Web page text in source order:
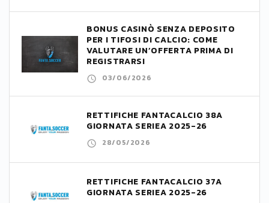
BONUS CASINÒ SENZA DEPOSITO
PER I TIFOSI DI CALCIO: COME
VALUTARE UN’OFFERTA PRIMA DI
REGISTRARSI
03/06/2026
RETTIFICHE FANTACALCIO 38A
GIORNATA SERIEA 2025-26
28/05/2026
RETTIFICHE FANTACALCIO 37A
GIORNATA SERIEA 2025-26